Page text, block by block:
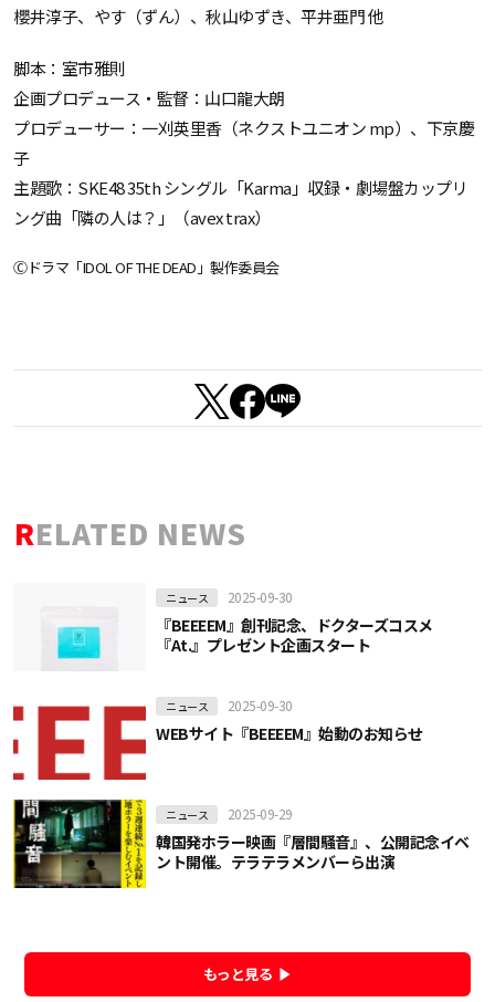
櫻井淳子、やす（ずん）、秋山ゆずき、平井亜門 他
脚本：室市雅則
企画プロデュース・監督：山口龍大朗
プロデューサー：一刈英里香（ネクストユニオン mp）、下京慶
子
主題歌：SKE48 35th シングル「Karma」収録・劇場盤カップリ
ング曲「隣の人は？」（avex trax）
Ⓒドラマ「IDOL OF THE DEAD」製作委員会
RELATED NEWS
ニュース 2025-09-30
『BEEEEM』創刊記念、ドクターズコスメ
『At.』プレゼント企画スタート
ニュース 2025-09-30
WEBサイト『BEEEEM』始動のお知らせ
ニュース 2025-09-29
韓国発ホラー映画『層間騒音』、公開記念イベ
ント開催。テラテラメンバーら出演
もっと見る